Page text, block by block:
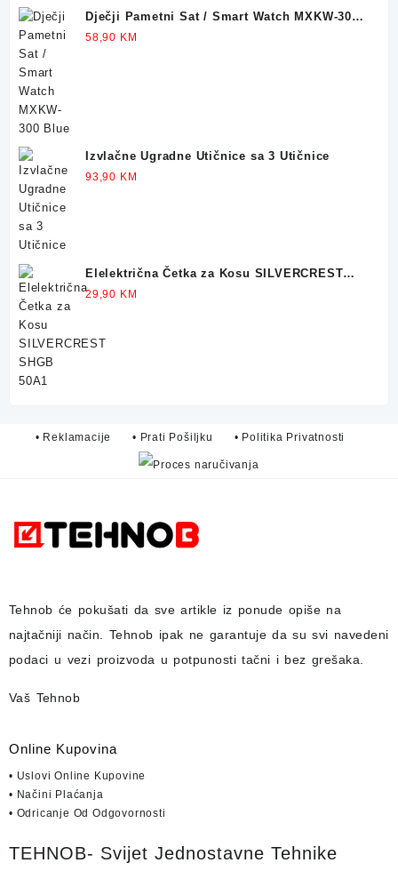
Dječji Pametni Sat / Smart Watch MXKW-300
Blue
58,90 KM
Izvlačne Ugradne Utičnice sa 3 Utičnice
93,90 KM
Elelektrična Četka za Kosu SILVERCREST
SHGB 50A1
29,90 KM
• Reklamacije • Prati Pošiljku • Politika Privatnosti
Tehnob će pokušati da sve artikle iz ponude opiše na
najtačniji način. Tehnob ipak ne garantuje da su svi navedeni
podaci u vezi proizvoda u potpunosti tačni i bez grešaka.
Vaš Tehnob
Online Kupovina
• Uslovi Online Kupovine
• Načini Plaćanja
• Odricanje Od Odgovornosti
TEHNOB- Svijet Jednostavne Tehnike